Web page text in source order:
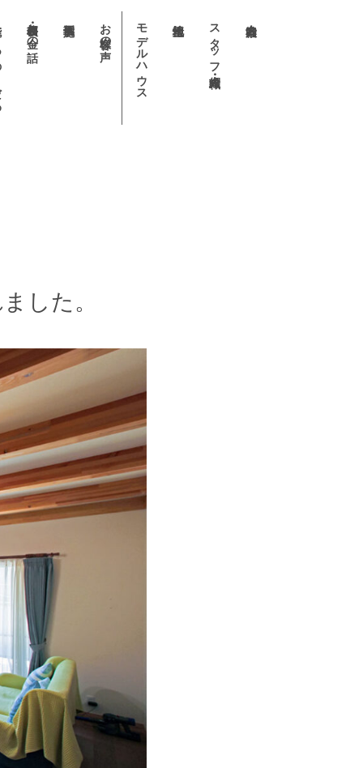
り 価格表・お金の話 お客様の声 モデルハウス スタッフ・職人紹介
した。